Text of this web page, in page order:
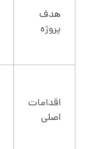
هدف
پروژه
اقدامات
اصلی